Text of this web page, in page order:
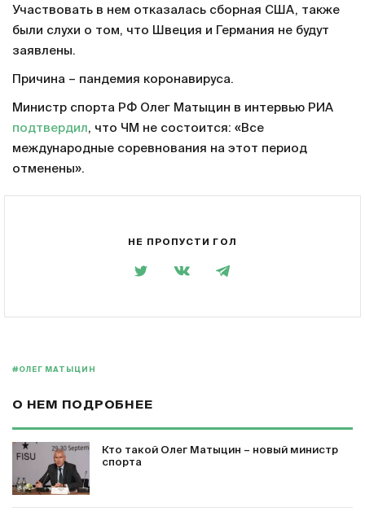
Участвовать в нем отказалась сборная США, также
были слухи о том, что Швеция и Германия не будут
заявлены.
Причина – пандемия коронавируса.
Министр спорта РФ Олег Матыцин в интервью РИА
подтвердил, что ЧМ не состоится: «Все
международные соревнования на этот период
отменены».
НЕ ПРОПУСТИ ГОЛ
#ОЛЕГ МАТЫЦИН
О НЕМ ПОДРОБНЕЕ
Кто такой Олег Матыцин – новый министр
спорта